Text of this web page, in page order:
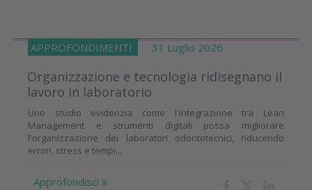
APPROFONDIMENTI 31 Luglio 2026
Organizzazione e tecnologia ridisegnano il
lavoro in laboratorio
Uno studio evidenzia come l'integrazione tra Lean
Management e strumenti digitali possa migliorare
l'organizzazione dei laboratori odontotecnici, riducendo
errori, stress e tempi...
Approfondisci